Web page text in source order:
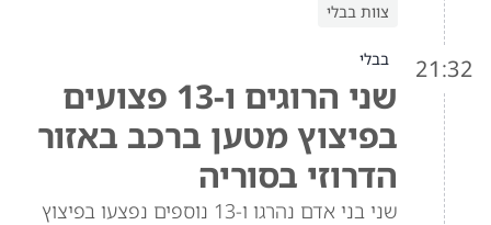
צוות בבלי
21:32 בבלי
שני הרוגים ו-13 פצועים
בפיצוץ מטען ברכב באזור
הדרוזי בסוריה
שני בני אדם נהרגו ו-13 נוספים נפצעו בפיצוץ